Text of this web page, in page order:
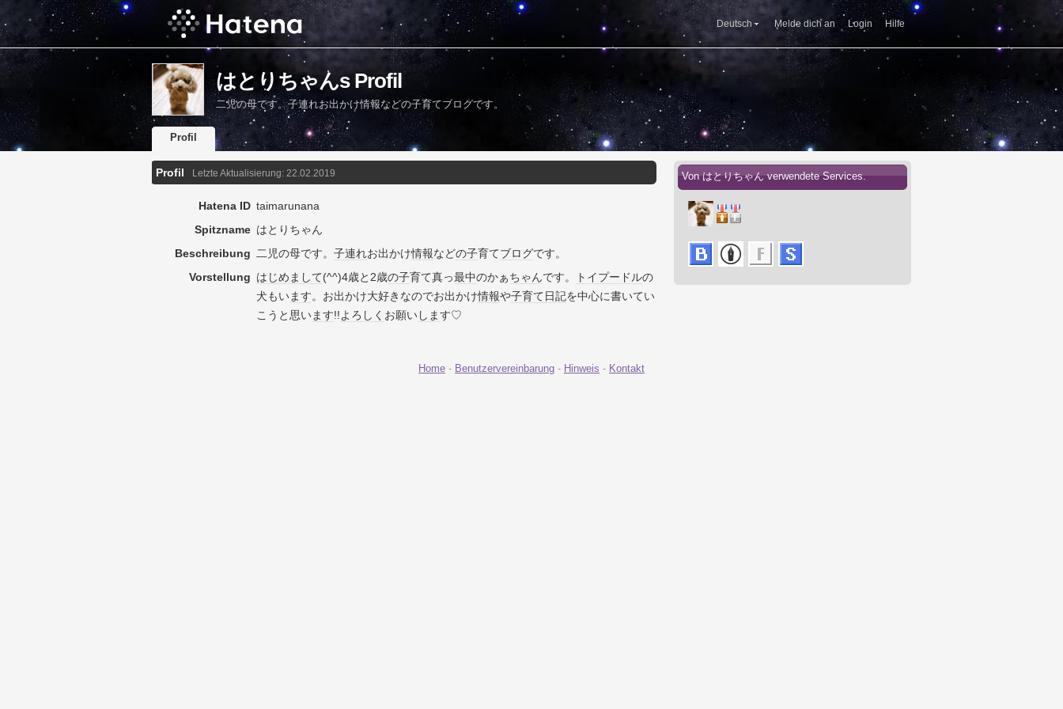
Deutsch Melde dich an Login Hilfe
はとりちゃんs Profil
二児の母です。子連れお出かけ情報などの子育てブログです。
Profil
Profil Letzte Aktualisierung: 22.02.2019
Hatena ID taimarunana
Spitzname はとりちゃん
Beschreibung 二児の母です。 子連れお出かけ情報などの子育てブログです。
Vorstellung はじめまして(^^)4歳と2歳の子育て真っ最中のかぁちゃんです。 トイプードルの
犬もいます。お出かけ大好きなのでお出かけ情報や子育て 日記を中心に書いてい
こうと思います!!よろしく お願いします♡
Von はとりちゃん verwendete Services.
Home - Benutzervereinbarung - Hinweis - Kontakt